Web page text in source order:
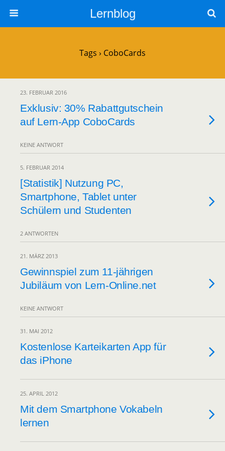
Lernblog
Tags › CoboCards
23. FEBRUAR 2016
Exklusiv: 30% Rabattgutschein
auf Lern-App CoboCards
KEINE ANTWORT
5. FEBRUAR 2014
[Statistik] Nutzung PC,
Smartphone, Tablet unter
Schülern und Studenten
2 ANTWORTEN
21. MÄRZ 2013
Gewinnspiel zum 11-jährigen
Jubiläum von Lern-Online.net
KEINE ANTWORT
31. MAI 2012
Kostenlose Karteikarten App für
das iPhone
25. APRIL 2012
Mit dem Smartphone Vokabeln
lernen